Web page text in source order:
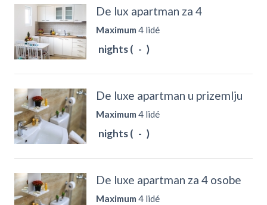
De lux apartman za 4
Maximum 4 lidé
nights ( - )
De luxe apartman u prizemlju
Maximum 4 lidé
nights ( - )
De luxe apartman za 4 osobe
Maximum 4 lidé